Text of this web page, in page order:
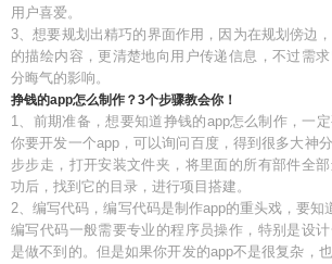
用户喜爱。
3、想要规划出精巧的界面作用，因为在规划傍边
的描绘内容，更清楚地向用户传递信息，不过需
分晦气的影响。
挣钱的app怎么制作？3个步骤教会你！
1、前期准备，想要知道挣钱的app怎么制作，一
你要开发一个app，可以询问百度，得到很多大神
步步走，打开安装文件夹，将里面的所有部件全
功后，找到它的目录，进行项目搭建。
2、编写代码，编写代码是制作app的重头戏，要知
编写代码一般需要专业的程序员操作，特别是设
是做不到的。但是如果你开发的app不是很复杂，